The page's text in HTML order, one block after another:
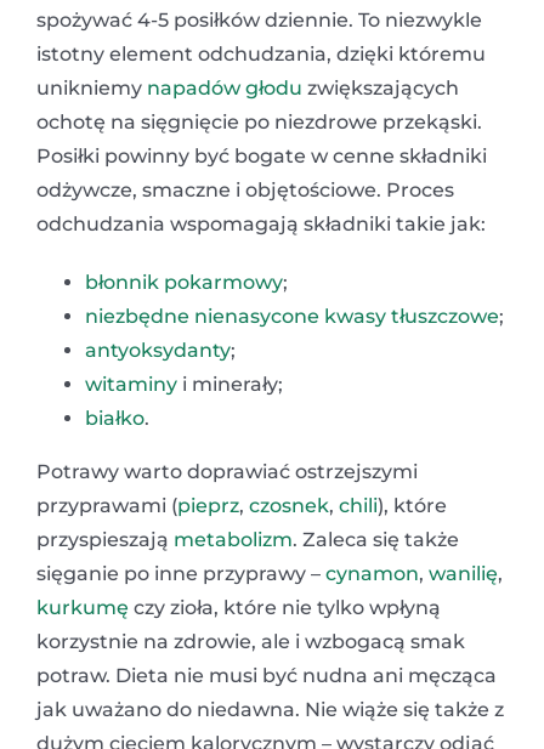
spożywać 4-5 posiłków dziennie. To niezwykle
istotny element odchudzania, dzięki któremu
unikniemy napadów głodu zwiększających
ochotę na sięgnięcie po niezdrowe przekąski.
Posiłki powinny być bogate w cenne składniki
odżywcze, smaczne i objętościowe. Proces
odchudzania wspomagają składniki takie jak:
błonnik pokarmowy;
niezbędne nienasycone kwasy tłuszczowe;
antyoksydanty;
witaminy i minerały;
białko.
Potrawy warto doprawiać ostrzejszymi
przyprawami (pieprz, czosnek, chili), które
przyspieszają metabolizm. Zaleca się także
sięganie po inne przyprawy – cynamon, wanilię,
kurkumę czy zioła, które nie tylko wpłyną
korzystnie na zdrowie, ale i wzbogacą smak
potraw. Dieta nie musi być nudna ani męcząca
jak uważano do niedawna. Nie wiąże się także z
dużym cięciem kalorycznym – wystarczy odjąć